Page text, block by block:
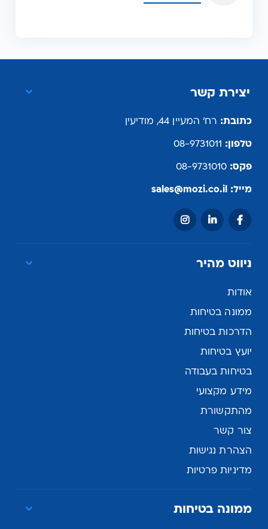
יצירת קשר
כתובת: רח' המעיין 44, מודיעין
טלפון: 08-9731011
פקס: 08-9731010
מייל: sales@mozi.co.il
ניווט מהיר
אודות
ממונה בטיחות
הדרכות בטיחות
יועץ בטיחות
בטיחות בעבודה
מידע מקצועי
מהתקשורת
צור קשר
הצהרת נגישות
מדיניות פרטיות
ממונה בטיחות